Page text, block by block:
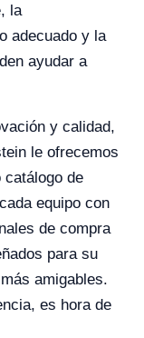
la
adecuado y la
ayudar a
y calidad,
le ofrecemos
de
equipo con
de compra
para su
amigables.
es hora de